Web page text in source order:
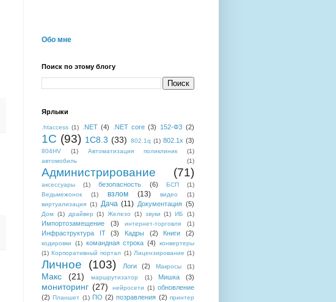
Обо мне
Поиск по этому блогу
Ярлыки
.htaccess (1) .NET (4) .NET core (3) 152-ФЗ (2)
1С (93) 1C8.3 (33) 802.1q (1) 802.1x (3)
804HV (1) Автоматизация поликлиник
(1)
автомобиль
(1)
Администрирование (71)
аксессуары (1) безопасность (6) БСП
(1)
Ведьмежонок
(1) взлом (13) видео
(1)
виртуализация (1) Дача (11) Документация (5)
Дом (1) драйвер (1) Железо (1) звуки (1) ИБ (1)
Импортозамещение (3) интернет-торговля (1)
Инфраструктура IT (3) Кадры (2) Книги (2)
кодировки (1) командная строка (4)
конвертеры
(1) Корпоративный портал (1) Лицензирование (1)
Личное (103) Логи (2) Макросы (1)
Макс (21) маршрутизатор (1) Мишка (3)
мониторинг (27) нейросети (1) обновление
(2) Планшет (1) ПО (2) позравления (2) принтер